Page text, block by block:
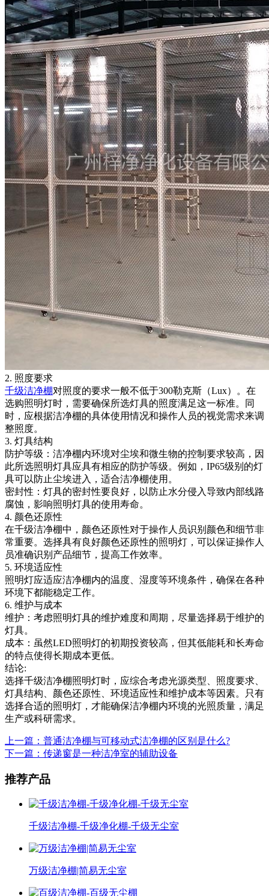
2. 照度要求
千级洁净棚对照度的要求一般不低于300勒克斯（Lux）。在
选购照明灯时，需要确保所选灯具的照度满足这一标准。同
时，应根据洁净棚的具体使用情况和操作人员的视觉需求来调
整照度。
3. 灯具结构
防护等级：洁净棚内环境对尘埃和微生物的控制要求较高，因
此所选照明灯具应具有相应的防护等级。例如，IP65级别的灯
具可以防止尘埃进入，适合洁净棚使用。
密封性：灯具的密封性要良好，以防止水分侵入导致内部线路
腐蚀，影响照明灯具的使用寿命。
4. 颜色还原性
在千级洁净棚中，颜色还原性对于操作人员识别颜色和细节非
常重要。选择具有良好颜色还原性的照明灯，可以保证操作人
员准确识别产品细节，提高工作效率。
5. 环境适应性
照明灯应适应洁净棚内的温度、湿度等环境条件，确保在各种
环境下都能稳定工作。
6. 维护与成本
维护：考虑照明灯具的维护难度和周期，尽量选择易于维护的
灯具。
成本：虽然LED照明灯的初期投资较高，但其低能耗和长寿命
的特点使得长期成本更低。
结论:
选择千级洁净棚照明灯时，应综合考虑光源类型、照度要求、
灯具结构、颜色还原性、环境适应性和维护成本等因素。只有
选择合适的照明灯，才能确保洁净棚内环境的光照质量，满足
生产或科研需求。
上一篇：普通洁净棚与可移动式洁净棚的区别是什么?
下一篇：传递窗是一种洁净室的辅助设备
推荐产品
千级洁净棚-千级净化棚-千级无尘室
万级洁净棚|简易无尘室